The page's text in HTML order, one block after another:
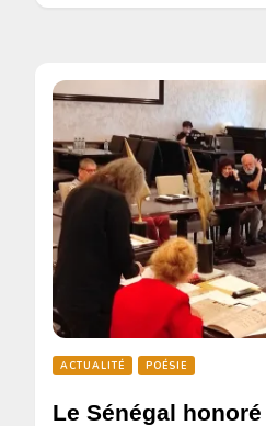
ACTUALITÉ POÉSIE
Le Sénégal